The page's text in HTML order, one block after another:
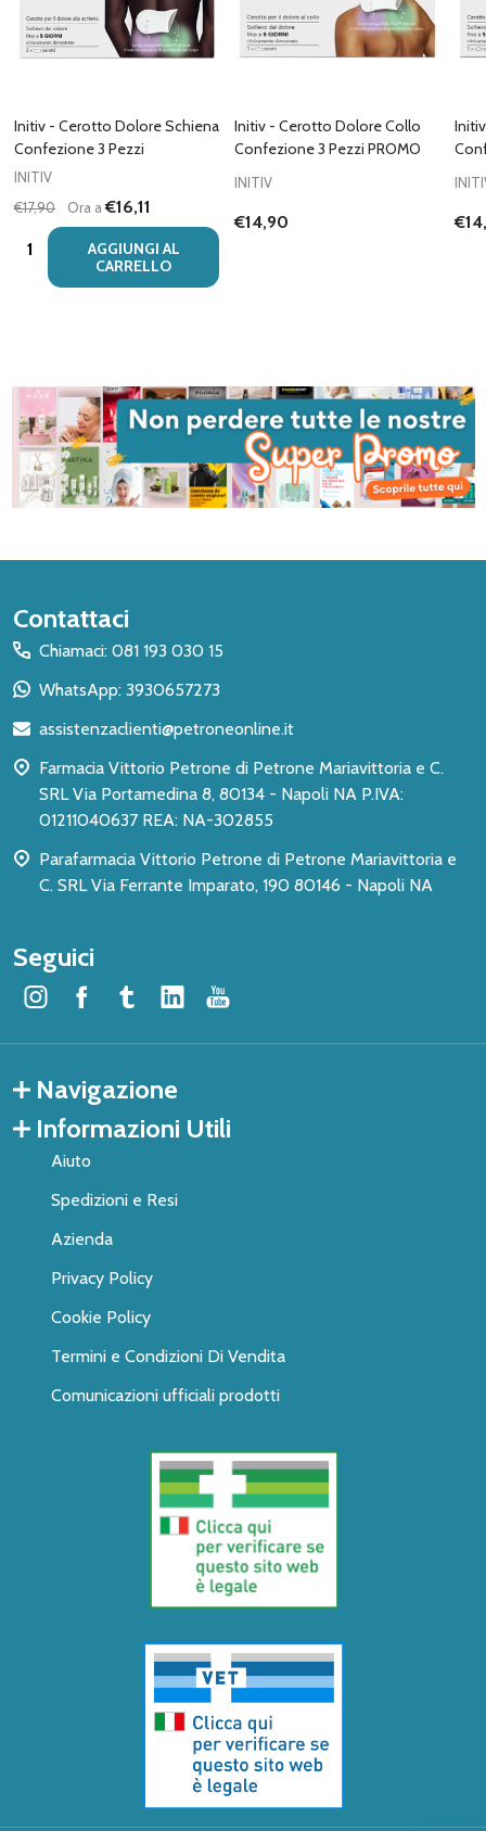
Initiv - Cerotto Dolore Schiena
Confezione 3 Pezzi
INITIV
€17,90
Ora a€16,11
Quantità:
AGGIUNGI AL
CARRELLO
Initiv - Cerotto Dolore Collo
Confezione 3 Pezzi PROMO
INITIV
€14,90
Inizio
del
piè
pagina
Contattaci
Chiamaci: 081 193 030 15
WhatsApp: 3930657273
assistenzaclienti@petroneonline.it
Farmacia Vittorio Petrone di Petrone Mariavittoria e C.
SRL Via Portamedina 8, 80134 - Napoli NA P.IVA:
01211040637 REA: NA-302855
Parafarmacia Vittorio Petrone di Petrone Mariavittoria e
C. SRL Via Ferrante Imparato, 190 80146 - Napoli NA
Seguici
Navigazione
Informazioni Utili
Aiuto
Spedizioni e Resi
Azienda
Privacy Policy
Cookie Policy
Termini e Condizioni Di Vendita
Comunicazioni ufficiali prodotti